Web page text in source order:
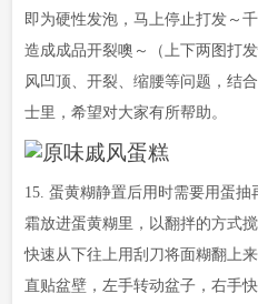
即为硬性发泡，马上停止打发～
造成成品开裂噢～（上下两图打
风凹顶、开裂、缩腰等问题，结
士里，希望对大家有所帮助。
15. 蛋黄糊静置后用时需要用蛋
霜放进蛋黄糊里，以翻拌的方式
快速从下往上用刮刀将面糊翻上
直贴盆壁，左手转动盆子，右手